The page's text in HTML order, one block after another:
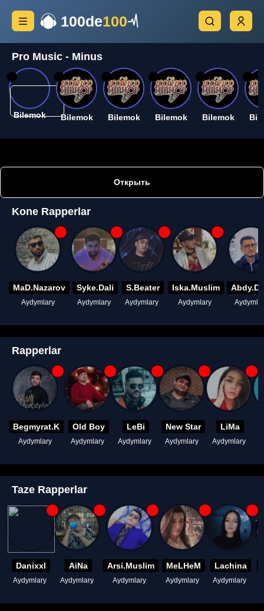
100de100
Pro Music - Minus
Bilemok Bilemok Bilemok Bilemok Bilemok
Открыть
Kone Rapperlar
MaD.Nazarov
Aydymlary
Syke.Dali
Aydymlary
S.Beater
Aydymlary
Iska.Muslim
Aydymlary
Rapperlar
Begmyrat.K
Aydymlary
Old Boy
Aydymlary
LeBi
Aydymlary
New Star
Aydymlary
LiMa
Aydymlary
Taze Rapperlar
Danixxl
Aydymlary
AiNa
Aydymlary
Arsi.Muslim
Aydymlary
MeLHeM
Aydymlary
Lachina
Aydymlary